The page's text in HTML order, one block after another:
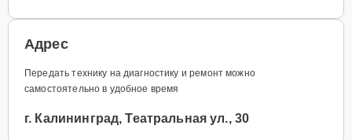
Адрес
Передать технику на диагностику и ремонт можно
самостоятельно в удобное время
г. Калининград, Театральная ул., 30